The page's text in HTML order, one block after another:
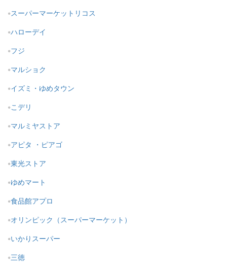
スーパーマーケットリコス
ハローデイ
フジ
マルショク
イズミ・ゆめタウン
こデリ
マルミヤストア
アピタ ・ピアゴ
東光ストア
ゆめマート
食品館アプロ
オリンピック（スーパーマーケット）
いかりスーパー
三徳